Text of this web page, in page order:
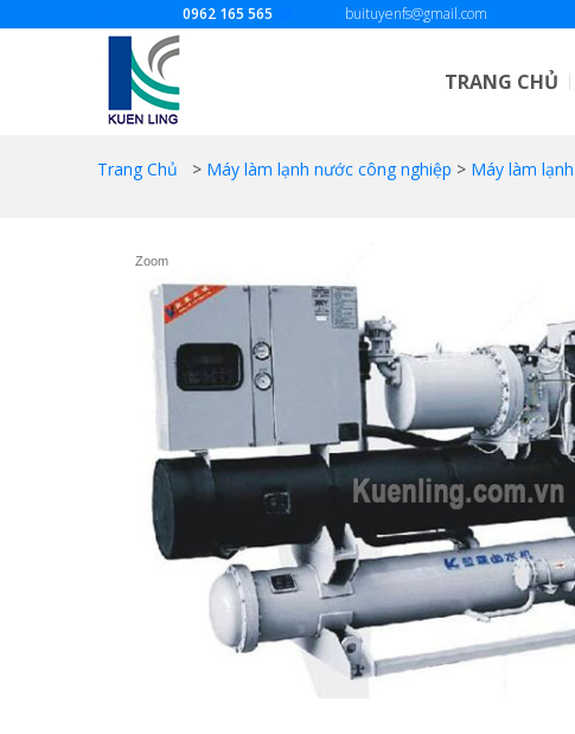
0962 165 565 buituyenfs@gmail.com
TRANG CHỦ
Trang Chủ > Máy làm lạnh nước công nghiệp > Máy làm
Zoom